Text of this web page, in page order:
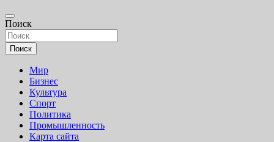
Поиск
Поиск
Мир
Бизнес
Культура
Спорт
Политика
Промышленность
Карта сайта